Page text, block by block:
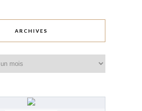
ARCHIVES